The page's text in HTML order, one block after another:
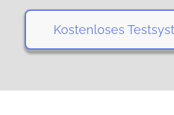
Kostenloses